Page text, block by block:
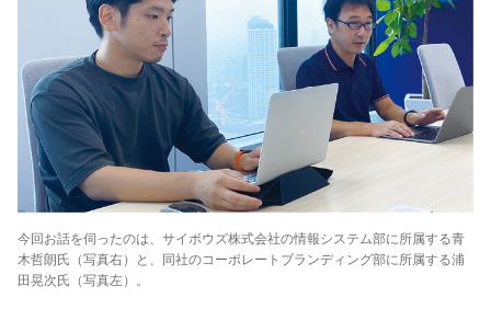
今回お話を伺ったのは、サイボウズ株式会社の情報システム部に所属する青
木哲朗氏（写真右）と、同社のコーポレートブランディング部に所属する浦
田晃次氏（写真左）。